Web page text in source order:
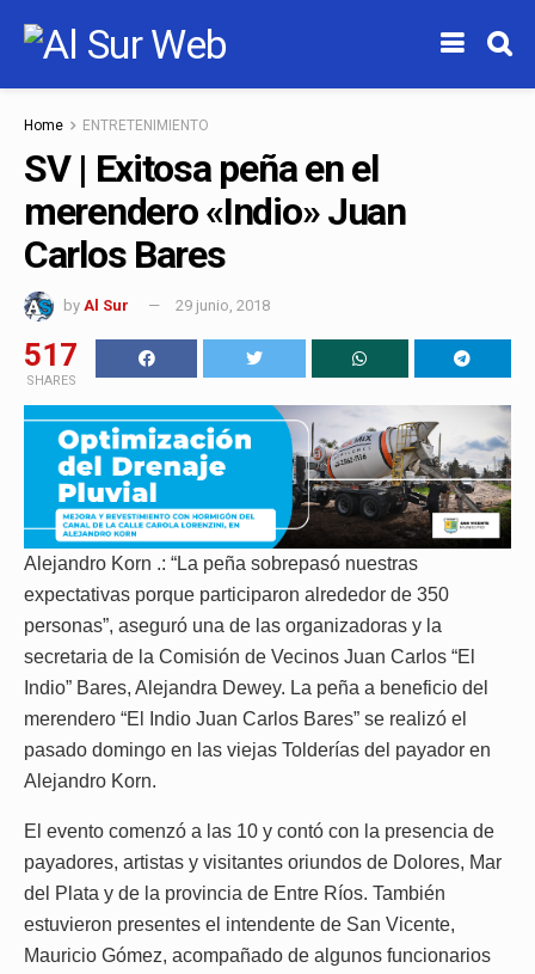
Home ENTRETENIMIENTO
SV | Exitosa peña en el
merendero «Indio» Juan
Carlos Bares
by Al Sur 29 junio, 2018
517
SHARES
Alejandro Korn .: “La peña sobrepasó nuestras
expectativas porque participaron alrededor de 350
personas”, aseguró una de las organizadoras y la
secretaria de la Comisión de Vecinos Juan Carlos “El
Indio” Bares, Alejandra Dewey. La peña a beneficio del
merendero “El Indio Juan Carlos Bares” se realizó el
pasado domingo en las viejas Tolderías del payador en
Alejandro Korn.
El evento comenzó a las 10 y contó con la presencia de
payadores, artistas y visitantes oriundos de Dolores, Mar
del Plata y de la provincia de Entre Ríos. También
estuvieron presentes el intendente de San Vicente,
Mauricio Gómez, acompañado de algunos funcionarios